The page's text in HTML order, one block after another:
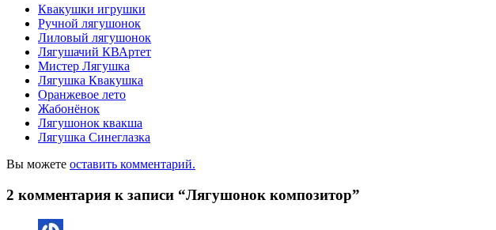
Квакушки игрушки
Ручной лягушонок
Лиловый лягушонок
Лягушачий КВАртет
Мистер Лягушка
Лягушка Квакушка
Оранжевое лето
Жабонёнок
Лягушонок квакша
Лягушка Синеглазка
Вы можете оставить комментарий.
2 комментария к записи “Лягушонок композитор”